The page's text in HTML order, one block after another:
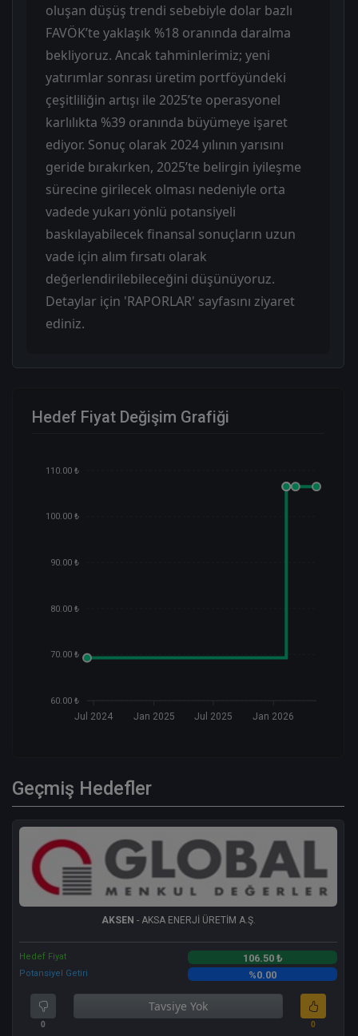
oluşan düşüş trendi sebebiyle dolar bazlı
FAVÖK’te yaklaşık %18 oranında daralma
bekliyoruz. Ancak tahminlerimiz; yeni
yatırımlar sonrası üretim portföyündeki
çeşitliliğin artışı ile 2025’te operasyonel
karlılıkta %39 oranında büyümeye işaret
ediyor. Sonuç olarak 2024 yılının yarısını
geride bırakırken, 2025’te belirgin iyileşme
sürecine girilecek olması nedeniyle orta
vadede yukarı yönlü potansiyeli
baskılayabilecek finansal sonuçların uzun
vade için alım fırsatı olarak
değerlendirilebileceğini düşünüyoruz.
Detaylar için 'RAPORLAR' sayfasını ziyaret
ediniz.
Hedef Fiyat Değişim Grafiği
110.00 ₺
100.00 ₺
90.00 ₺
80.00 ₺
70.00 ₺
60.00 ₺
Jul 2024 Jan 2025 Jul 2025 Jan 2026
Geçmiş Hedefler
AKSEN - AKSA ENERJİ ÜRETİM A.Ş.
Hedef Fiyat 106.50 ₺
Potansiyel Getiri %0.00
0
Tavsiye Yok
0